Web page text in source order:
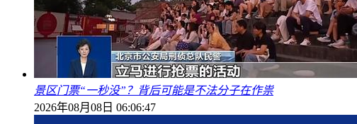
景区门票“一秒没”？背后可能是不法分子在作祟
2026年08月08日 06:06:47